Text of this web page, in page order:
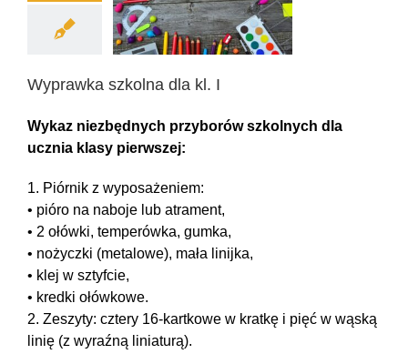
Wyprawka szkolna dla kl. I
Wykaz niezbędnych przyborów szkolnych dla
ucznia klasy pierwszej:
1. Piórnik z wyposażeniem:
• pióro na naboje lub atrament,
• 2 ołówki, temperówka, gumka,
• nożyczki (metalowe), mała linijka,
• klej w sztyfcie,
• kredki ołówkowe.
2. Zeszyty: cztery 16-kartkowe w kratkę i pięć w wąską
linię (z wyraźną liniaturą).